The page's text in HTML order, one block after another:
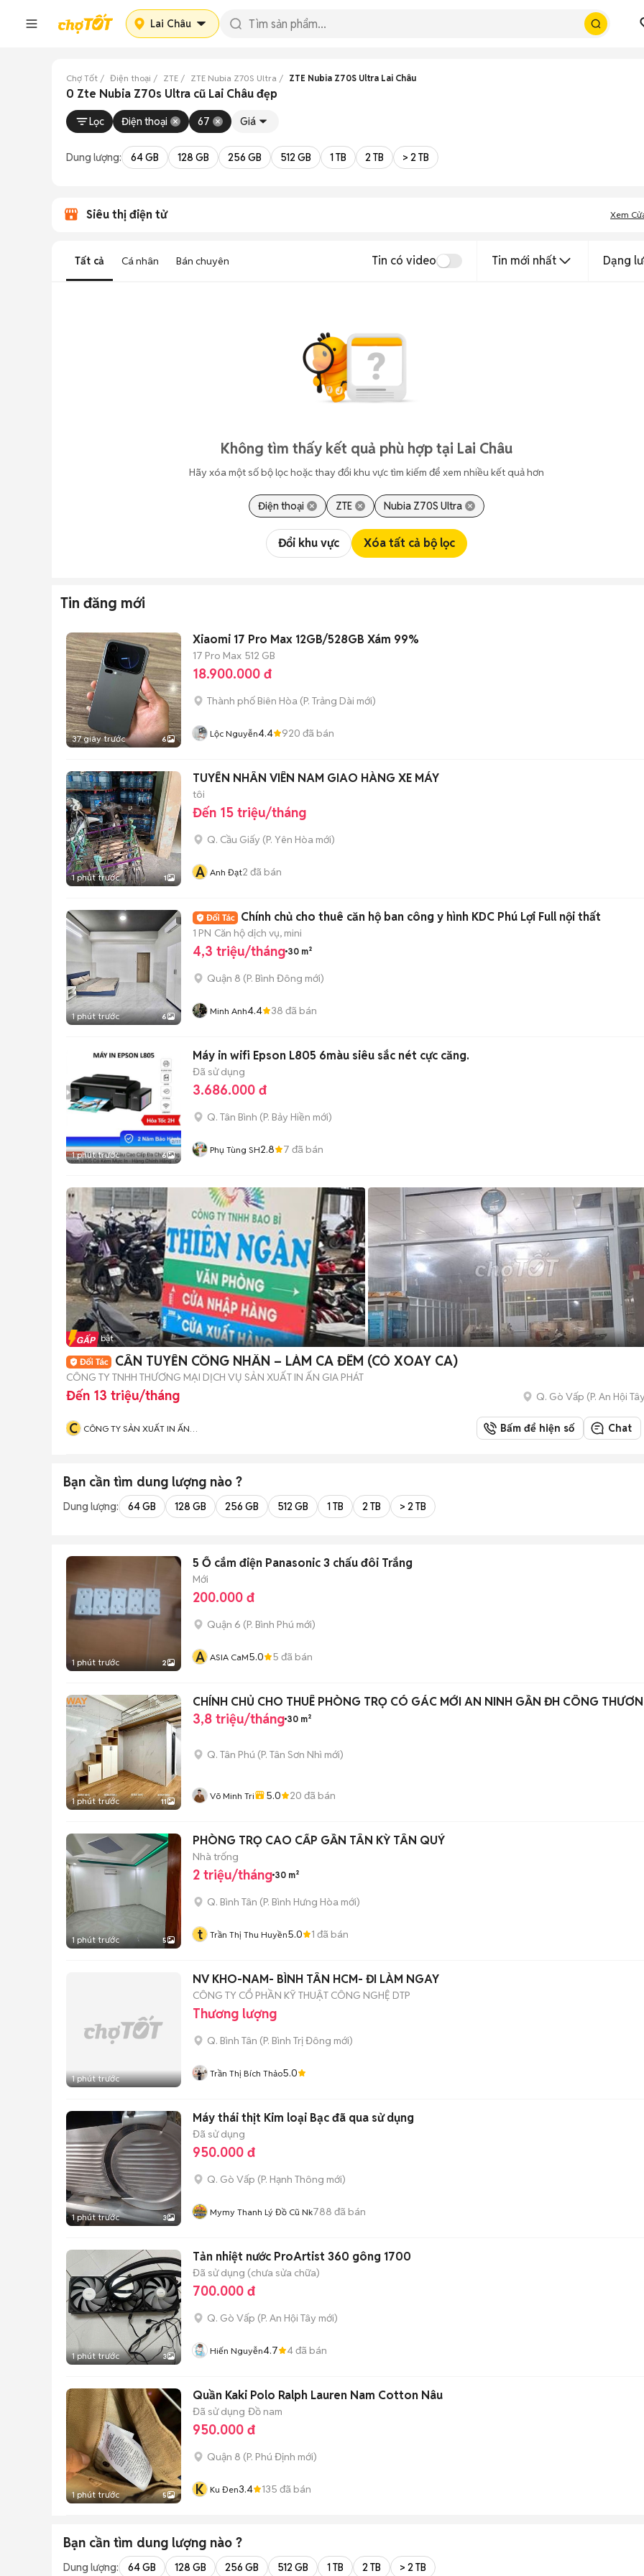
Lai Châu
Chợ Tốt Điện thoại ZTE ZTE Nubia Z70S Ultra ZTE Nubia Z70S Ultra Lai Châu
0 Zte Nubia Z70s Ultra cũ Lai Châu đẹp
Lọc Điện thoại 67 Giá
Dung lượng: 64 GB 128 GB 256 GB 512 GB 1 TB 2 TB > 2 TB
Siêu thị điện tử Xem
Tất cả Cá nhân Bán chuyên Tin có video Tin mới nhất Dạng
Không tìm thấy kết quả phù hợp tại Lai Châu
Hãy xóa một số bộ lọc hoặc thay đổi khu vực tìm kiếm để xem nhiều kết quả hơn
Điện thoại ZTE Nubia Z70S Ultra
Đổi khu vực Xóa tất cả bộ lọc
Tin đăng mới
37 giây trước 6
Xiaomi 17 Pro Max 12GB/528GB Xám 99%
17 Pro Max 512 GB
18.900.000 đ
Thành phố Biên Hòa (P. Trảng Dài mới)
Lộc Nguyễn4.4 920 đã bán
1 phút trước 1
TUYỂN NHÂN VIÊN NAM GIAO HÀNG XE MÁY
tôi
Đến 15 triệu/tháng
Q. Cầu Giấy (P. Yên Hòa mới)
A Anh Đạt2 đã bán
1 phút trước 6
Chính chủ cho thuê căn hộ ban công y hình KDC Phú Lợi Full nội thất
1 PN Căn hộ dịch vụ, mini
4,3 triệu/tháng 30 m²
Quận 8 (P. Bình Đông mới)
Minh Anh4.4 38 đã bán
1 phút trước 6
Máy in wifi Epson L805 6màu siêu sắc nét cực căng.
Đã sử dụng
3.686.000 đ
Q. Tân Bình (P. Bảy Hiền mới)
Phụ Tùng SH2.8 7 đã bán
Tin nổi bật
CẦN TUYỂN CÔNG NHÂN – LÀM CA ĐÊM (CÓ XOAY CA)
CÔNG TY TNHH THƯƠNG MẠI DỊCH VỤ SẢN XUẤT IN ẤN GIA PHÁT
Đến 13 triệu/tháng Q. Gò Vấp (P. An Hội
C CÔNG TY SẢN XUẤT IN ẤN
Bấm để hiện số Chat
Bạn cần tìm dung lượng nào ?
Dung lượng: 64 GB 128 GB 256 GB 512 GB 1 TB 2 TB > 2 TB
1 phút trước 2
5 Ổ cắm điện Panasonic 3 chấu đôi Trắng
Mới
200.000 đ
Quận 6 (P. Bình Phú mới)
A ASIA CaM5.0 5 đã bán
1 phút trước 11
CHÍNH CHỦ CHO THUÊ PHÒNG TRỌ CÓ GÁC MỚI AN NINH GẦN ĐH CÔNG
3,8 triệu/tháng 30 m²
Q. Tân Phú (P. Tân Sơn Nhì mới)
Võ Minh Tri 5.0 20 đã bán
1 phút trước 5
PHÒNG TRỌ CAO CẤP GẦN TÂN KỲ TÂN QUÝ
Nhà trống
2 triệu/tháng 30 m²
Q. Bình Tân (P. Bình Hưng Hòa mới)
t Trần Thị Thu Huyền5.0 1 đã bán
1 phút trước
NV KHO-NAM- BÌNH TÂN HCM- ĐI LÀM NGAY
CÔNG TY CỔ PHẦN KỸ THUẬT CÔNG NGHỆ DTP
Thương lượng
Q. Bình Tân (P. Bình Trị Đông mới)
Trần Thị Bích Thảo5.0
1 phút trước 3
Máy thái thịt Kim loại Bạc đã qua sử dụng
Đã sử dụng
950.000 đ
Q. Gò Vấp (P. Hạnh Thông mới)
Mymy Thanh Lý Đồ Cũ Nk788 đã bán
1 phút trước 3
Tản nhiệt nước ProArtist 360 gông 1700
Đã sử dụng (chưa sửa chữa)
700.000 đ
Q. Gò Vấp (P. An Hội Tây mới)
Hiến Nguyễn4.7 4đã bán
1 phút trước 5
Quần Kaki Polo Ralph Lauren Nam Cotton Nâu
Đã sử dụng Đồ nam
950.000 đ
Quận 8 (P. Phú Định mới)
K Ku Đen3.4 135 đã bán
Bạn cần tìm dung lượng nào ?
Dung lượng: 64 GB 128 GB 256 GB 512 GB 1 TB 2 TB > 2 TB